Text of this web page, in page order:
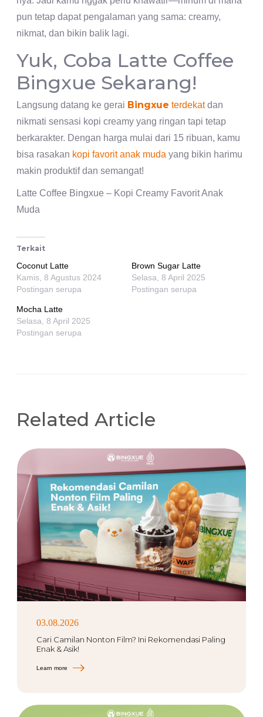
pun tetap dapat pengalaman yang sama: creamy,
nikmat, dan bikin balik lagi.
Yuk, Coba Latte Coffee
Bingxue Sekarang!
Langsung datang ke gerai Bingxue terdekatdan
nikmati sensasi kopi creamy yang ringan tapi tetap
berkarakter. Dengan harga mulai dari 15 ribuan, kamu
bisa rasakan kopi favorit anak muda yang bikin harimu
makin produktif dan semangat!
Latte Coffee Bingxue – Kopi Creamy Favorit Anak
Muda
Terkait
Coconut Latte
Kamis, 8 Agustus 2024
Postingan serupa
Brown Sugar Latte
Selasa, 8 April 2025
Postingan serupa
Mocha Latte
Selasa, 8 April 2025
Postingan serupa
Related Article
03.08.2026
Cari Camilan Nonton Film? Ini Rekomendasi Paling
Enak & Asik!
Learn more